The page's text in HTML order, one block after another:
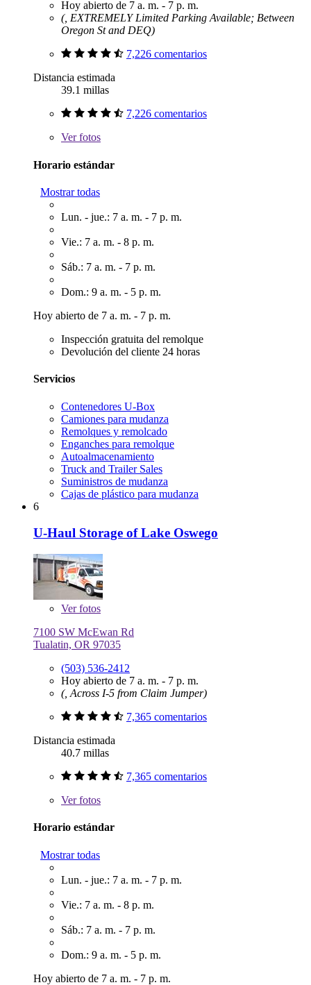
Hoy abierto de 7 a. m. - 7 p. m.
(, EXTREMELY Limited Parking Available; Between
Oregon St and DEQ)
7,226 comentarios
Distancia estimada
39.1 millas
7,226 comentarios
Verfotos
Horario estándar
Mostrar todas
Lun. - jue.: 7 a. m. - 7 p. m.
Vie.: 7 a. m. - 8 p. m.
Sáb.: 7 a. m. - 7 p. m.
Dom.: 9 a. m. - 5 p. m.
Hoy abierto de 7 a. m. - 7 p. m.
Inspección gratuita del remolque
Devolución del cliente 24 horas
Servicios
Contenedores U-Box
Camiones para mudanza
Remolques y remolcado
Enganches para remolque
Autoalmacenamiento
Truck and Trailer Sales
Suministros de mudanza
Cajas de plástico para mudanza
6
U-Haul Storage of Lake Oswego
Verfotos
7100 SW McEwan Rd
Tualatin, OR 97035
(503) 536-2412
Hoy abierto de 7 a. m. - 7 p. m.
(, Across I-5 from Claim Jumper)
7,365 comentarios
Distancia estimada
40.7 millas
7,365 comentarios
Verfotos
Horario estándar
Mostrar todas
Lun. - jue.: 7 a. m. - 7 p. m.
Vie.: 7 a. m. - 8 p. m.
Sáb.: 7 a. m. - 7 p. m.
Dom.: 9 a. m. - 5 p. m.
Hoy abierto de 7 a. m. - 7 p. m.